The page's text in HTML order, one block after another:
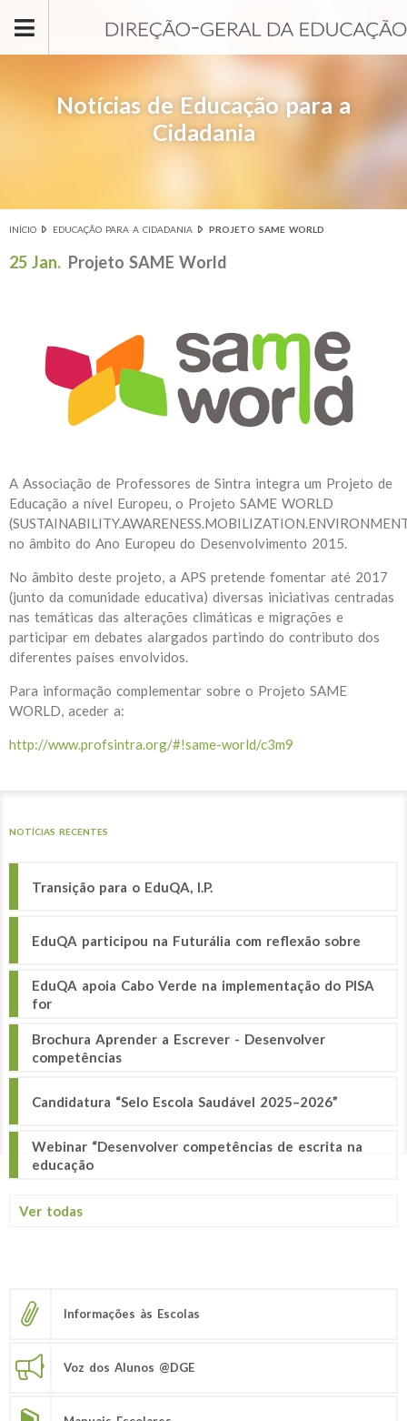
Notícias de Educação para a
Cidadania
Está aqui
INÍCIO EDUCAÇÃO PARA A CIDADANIA PROJETO SAME WORLD
25 Jan. Projeto SAME World
A Associação de Professores de Sintra integra um Projeto de
Educação a nível Europeu, o Projeto SAME WORLD
no âmbito do Ano Europeu do Desenvolvimento 2015.
No âmbito deste projeto, a APS pretende fomentar até 2017
(junto da comunidade educativa) diversas iniciativas centradas
nas temáticas das alterações climáticas e migrações e
participar em debates alargados partindo do contributo dos
diferentes países envolvidos.
Para informação complementar sobre o Projeto SAME
WORLD, aceder a:
http://www.profsintra.org/#!same-world/c3m9
NOTÍCIAS RECENTES
Transição para o EduQA, I.P.
EduQA participou na Futurália com reflexão sobre
EduQA apoia Cabo Verde na implementação do PISA
for
Brochura Aprender a Escrever - Desenvolver
competências
Candidatura “Selo Escola Saudável 2025–2026”
Webinar “Desenvolver competências de escrita na
educação
Ver todas
Informações às Escolas
Voz dos Alunos @DGE